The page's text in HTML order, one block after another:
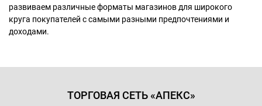
развиваем различные форматы магазинов для широкого
круга покупателей с самыми разными предпочтениями и
доходами.
ТОРГОВАЯ СЕТЬ «АПЕКС»